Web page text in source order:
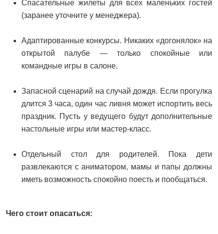
Спасательные жилеты для всех маленьких гостей
(заранее уточните у менеджера).
Адаптированные конкурсы. Никаких «догонялок» на
открытой палубе — только спокойные или
командные игры в салоне.
Запасной сценарий на случай дождя. Если прогулка
длится 3 часа, один час ливня может испортить весь
праздник. Пусть у ведущего будут дополнительные
настольные игры или мастер-класс.
Отдельный стол для родителей. Пока дети
развлекаются с аниматором, мамы и папы должны
иметь возможность спокойно поесть и пообщаться.
Чего стоит опасаться: